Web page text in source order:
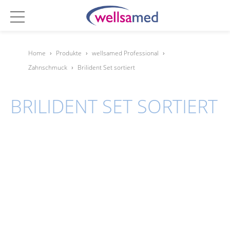
Home › Produkte › wellsamed Professional ›
Zahnschmuck › Brilident Set sortiert
BRILIDENT SET SORTIERT